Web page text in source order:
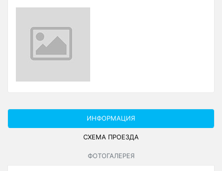
ИНФОРМАЦИЯ
СХЕМА ПРОЕЗДА
ФОТОГАЛЕРЕЯ